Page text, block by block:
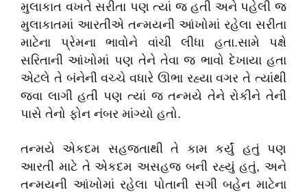
મુલાકાત વખતે સરીતા પણ ત્યાં જ હતી અને પહેલી જ
મુલાકાતમાં આરતીએ તન્મયની આંખોમાં રહેલા સરીતા
માટેના પ્રેમના ભાવોને વાંચી લીધા હતા.સામે પક્ષે
સરિતાની આંખોમાં પણ તેને તેવા જ ભાવો દેખાયા હતા
એટલે તે બંનેની વચ્ચે વધારે ઊભા રહ્યા વગર તે ત્યાંથી
જવા લાગી હતી પણ ત્યાં જ તન્મયે તેને રોકીને તેની
પાસે તેનો ફોન નંબર માંગ્યો હતો.
તન્મયે એકદમ સહજતાથી તે કામ કર્યું હતું પણ
આરતી માટે તે એકદમ અસહજ બની રહ્યું હતું, અને
તન્મયની આંખોમાં રહેલા પોતાની સગી બહેન માટેના